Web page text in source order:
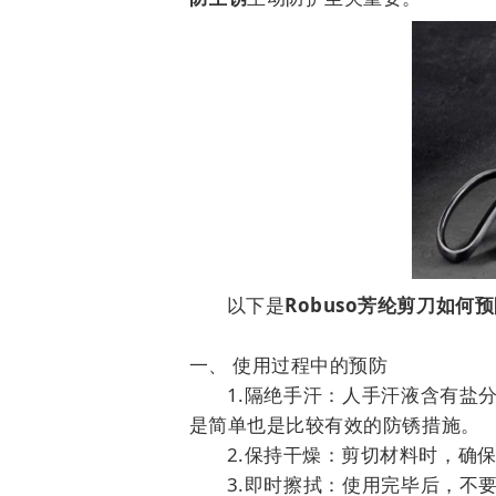
以下是Robuso芳纶剪刀如何
一、 使用过程中的预防
1.隔绝手汗：人手汗液含有盐
是简单也是比较有效的防锈措施。
2.保持干燥：剪切材料时，确
3.即时擦拭：使用完毕后，不